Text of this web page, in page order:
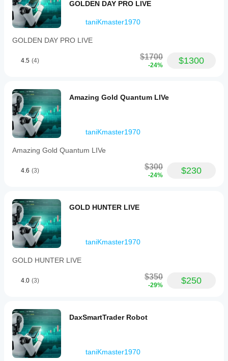
推奨最低資本
500€ – 1,000€
最小ボリュームと中程度のリスクで
の使用向け
2,000€以上 長期的により柔軟で安定した使用のた
ボットには組み込みの保護機能（SL、ATRボラティ
小さいアカウントでも動作可能ですが、資本が多い
ほど安定性が向上します。
📌 推奨レバレッジ
引のために以下が推奨されます：
推奨最小レバレッジ：1:20
取引に十分な証拠金
SL/TP設定の柔軟性向上
DAXの高いボラティリティによる早期ストップアウ
トの回避
制限に従って）使用し、高いエクスポージャーには
📌 取引時間 / 営業時間
基づいて動作し、DAXがより安定し予測可能になりま
す。
推奨時間（CET/CEST）：
08:00 – 22:00 CET
理想的には：
09:00 – 18:00 CET
合が
あり
ボッ
ご自
スト
する
こと
で、
実際
用状
のパ
を理
解す
るの
に役
立ち
す。
GOLDEN DAY PRO LIVE
taniKmaster1970
GOLDEN DAY PRO LIVE
4.5 (4) $1700
-24% $1300
Amazing Gold Quantum LIVe
taniKmaster1970
Amazing Gold Quantum LIVe
4.6 (3) $300
-24% $230
GOLD HUNTER LIVE
taniKmaster1970
GOLD HUNTER LIVE
4.0 (3) $350
-29% $250
DaxSmartTrader Robot
taniKmaster1970